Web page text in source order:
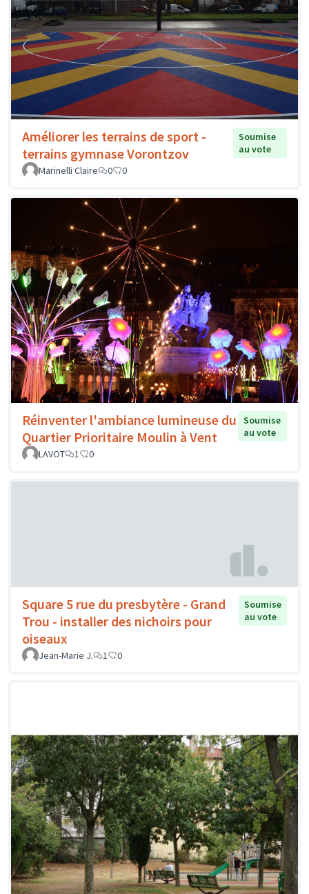
Améliorer les terrains de sport -
terrains gymnase Vorontzov
Soumise
au vote
Marinelli Claire
0 0
Réinventer l'ambiance lumineuse du
Quartier Prioritaire Moulin à Vent
Soumise
au vote
LAVOT
1 0
Square 5 rue du presbytère - Grand
Trou - installer des nichoirs pour
oiseaux
Soumise
au vote
Jean-Marie J. 1 0